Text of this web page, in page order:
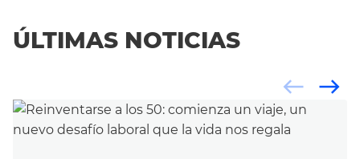
ÚLTIMAS NOTICIAS
east
west